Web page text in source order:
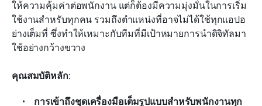
ให้ความคุ้มค่าต่อพนักงาน แต่ก็ต้องมีความมุ่งมั่นในการเริ่ม
ใช้งานสำหรับทุกคน รวมถึงตำแหน่งที่อาจไม่ได้ใช้ทุกแอปอ
ย่างเต็มที่ ซึ่งทำให้เหมาะกับทีมที่มีเป้าหมายการนำดิจิทัลมา
ใช้อย่างกว้างขวาง
คุณสมบัติหลัก:
การเข้าถึงชุดเครื่องมือเต็มรูปแบบสำหรับพนักงานทุก